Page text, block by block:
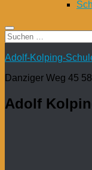
Suchen
nach:
Adolf-Kolping-
Danziger Weg 45
Adolf